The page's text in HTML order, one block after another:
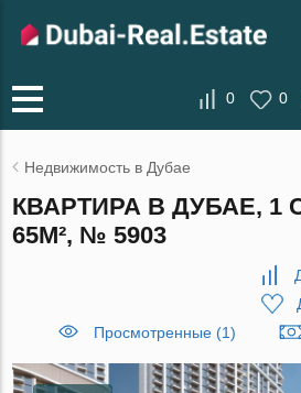
0 0
Недвижимость в Дубае
КВАРТИРА В ДУБАЕ, 1
65М², № 5903
Просмотренные (1)